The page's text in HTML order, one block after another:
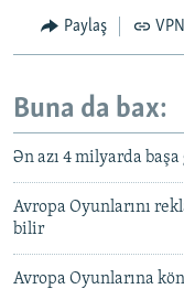
Paylaş
Buna da bax:
Ən azı 4 milyarda
Avropa Oyunlarını
bilir
Avropa Oyunlarına